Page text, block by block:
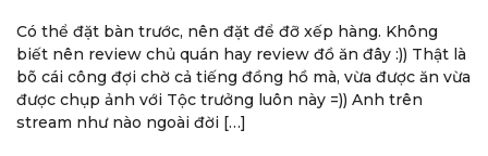
Có thể đặt bàn trước, nên đặt để đỡ xếp hàng. Không
biết nên review chủ quán hay review đồ ăn đây :)) Thật là
bõ cái công đợi chờ cả tiếng đồng hồ mà, vừa được ăn vừa
được chụp ảnh với Tộc trưởng luôn này =)) Anh trên
stream như nào ngoài đời […]